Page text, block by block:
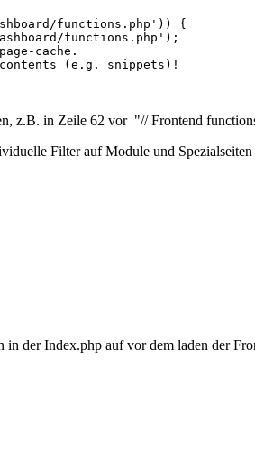
functions.php')) {
functions.php');
cache.
(e.g. snippets)!
z.B. in Zeile 62 vor "// Frontend
Filter auf Module und
der Index.php auf vor dem laden der